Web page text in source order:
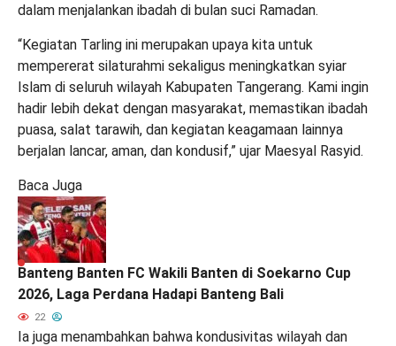
dalam menjalankan ibadah di bulan suci Ramadan.
“Kegiatan Tarling ini merupakan upaya kita untuk
mempererat silaturahmi sekaligus meningkatkan syiar
Islam di seluruh wilayah Kabupaten Tangerang. Kami ingin
hadir lebih dekat dengan masyarakat, memastikan ibadah
puasa, salat tarawih, dan kegiatan keagamaan lainnya
berjalan lancar, aman, dan kondusif,” ujar Maesyal Rasyid.
Baca Juga
Banteng Banten FC Wakili Banten di Soekarno Cup
2026, Laga Perdana Hadapi Banteng Bali
22
Ia juga menambahkan bahwa kondusivitas wilayah dan